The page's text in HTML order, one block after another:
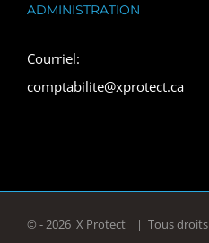
ADMINISTRATION
Courriel:
comptabilite@xprotect.ca
© -2026 X Protect | Tous droits